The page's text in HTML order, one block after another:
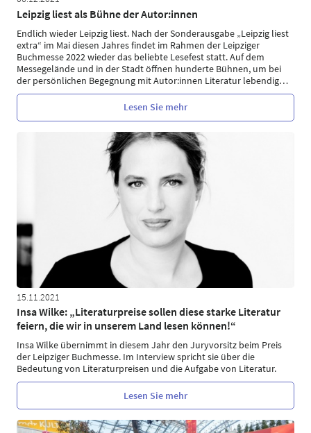
Leipzig liest als Bühne der Autor:innen
Endlich wieder Leipzig liest. Nach der Sonderausgabe „Leipzig liest
extra“ im Mai diesen Jahres findet im Rahmen der Leipziger
Buchmesse 2022 wieder das beliebte Lesefest statt. Auf dem
Messegelände und in der Stadt öffnen hunderte Bühnen, um bei
der persönlichen Begegnung mit Autor:innen Literatur lebendig…
Lesen Sie mehr
15.11.2021
Insa Wilke: „Literaturpreise sollen diese starke Literatur
feiern, die wir in unserem Land lesen können!“
Insa Wilke übernimmt in diesem Jahr den Juryvorsitz beim Preis
der Leipziger Buchmesse. Im Interview spricht sie über die
Bedeutung von Literaturpreisen und die Aufgabe von Literatur.
Lesen Sie mehr